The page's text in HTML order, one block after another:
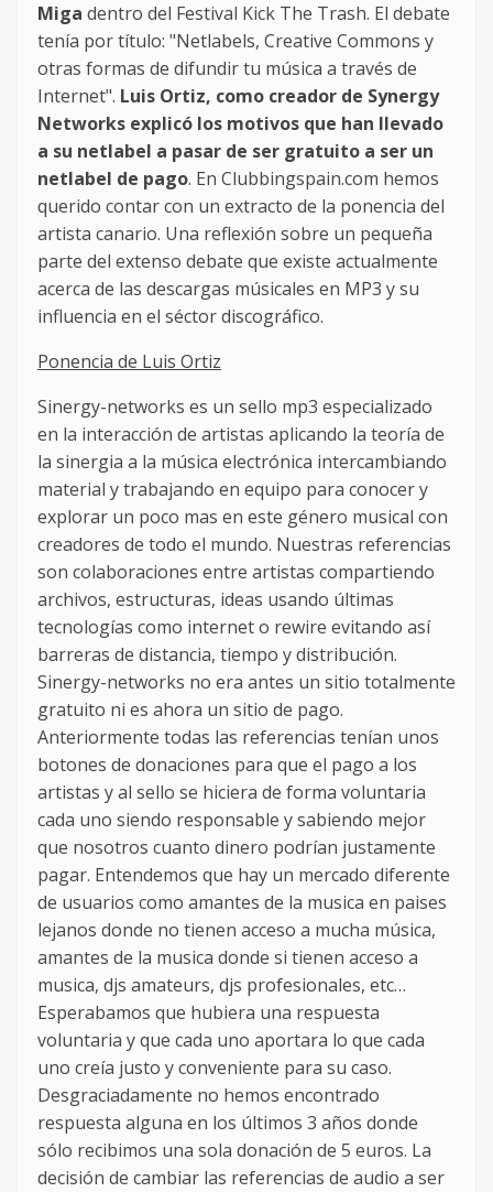
Miga dentro del Festival Kick The Trash. El debate
tenía por título: "Netlabels, Creative Commons y
otras formas de difundir tu música a través de
Internet". Luis Ortiz, como creador de Synergy
Networks explicó los motivos que han llevado
a su netlabel a pasar de ser gratuito a ser un
netlabel de pago. En Clubbingspain.com hemos
querido contar con un extracto de la ponencia del
artista canario. Una reflexión sobre un pequeña
parte del extenso debate que existe actualmente
acerca de las descargas músicales en MP3 y su
influencia en el séctor discográfico.
Ponencia de Luis Ortiz
Sinergy-networks es un sello mp3 especializado
en la interacción de artistas aplicando la teoría de
la sinergia a la música electrónica intercambiando
material y trabajando en equipo para conocer y
explorar un poco mas en este género musical con
creadores de todo el mundo. Nuestras referencias
son colaboraciones entre artistas compartiendo
archivos, estructuras, ideas usando últimas
tecnologías como internet o rewire evitando así
barreras de distancia, tiempo y distribución.
Sinergy-networks no era antes un sitio totalmente
gratuito ni es ahora un sitio de pago.
Anteriormente todas las referencias tenían unos
botones de donaciones para que el pago a los
artistas y al sello se hiciera de forma voluntaria
cada uno siendo responsable y sabiendo mejor
que nosotros cuanto dinero podrían justamente
pagar. Entendemos que hay un mercado diferente
de usuarios como amantes de la musica en paises
lejanos donde no tienen acceso a mucha música,
amantes de la musica donde si tienen acceso a
musica, djs amateurs, djs profesionales, etc…
Esperabamos que hubiera una respuesta
voluntaria y que cada uno aportara lo que cada
uno creía justo y conveniente para su caso.
Desgraciadamente no hemos encontrado
respuesta alguna en los últimos 3 años donde
sólo recibimos una sola donación de 5 euros. La
decisión de cambiar las referencias de audio a ser